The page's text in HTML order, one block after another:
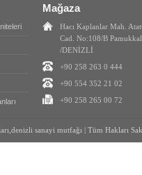
Mağaza
Hacı Kaplanlar Mah.
Cad. No:108/B
/DENİZLİ
+90 258 263 0 444
+90 554 352 21 02
+90 258 265 00 72
sanayi mutfağı | Tüm Hakları